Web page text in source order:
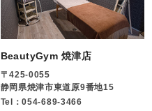
BeautyGym 焼津店
〒425-0055
静岡県焼津市東道原9番地15
Tel：054-689-3466